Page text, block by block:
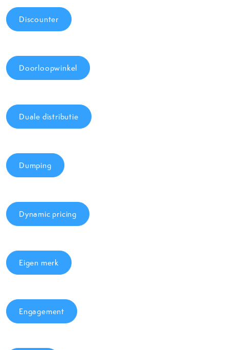
Discounter
Doorloopwinkel
Duale distributie
Dumping
Dynamic pricing
Eigen merk
Engagement